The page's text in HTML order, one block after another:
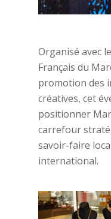
Organisé avec
Français du
promotion des
créatives, cet
positionner
carrefour
savoir-faire
international.